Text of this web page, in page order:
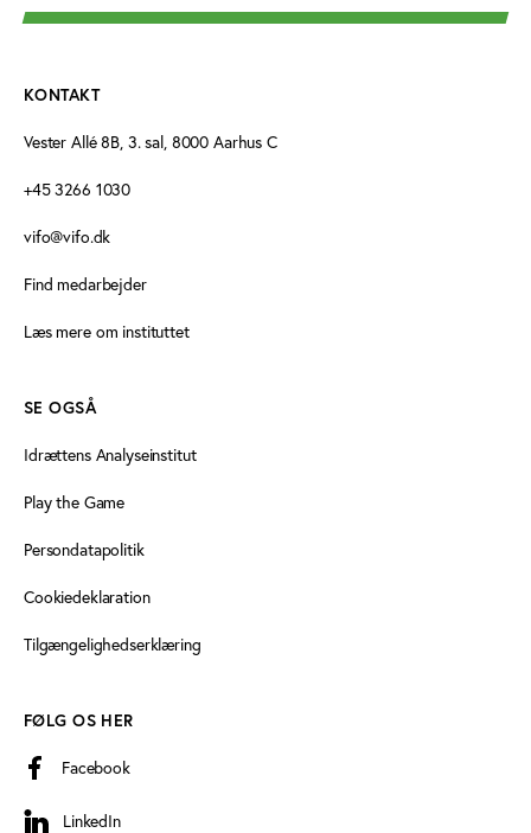
KONTAKT
Vester Allé 8B, 3. sal, 8000 Aarhus C
+45 3266 1030
vifo@vifo.dk
Find medarbejder
Læs mere om instituttet
SE OGSÅ
Idrættens Analyseinstitut
Play the Game
Persondatapolitik
Cookiedeklaration
Tilgængelighedserklæring
FØLG OS HER
Facebook
LinkedIn